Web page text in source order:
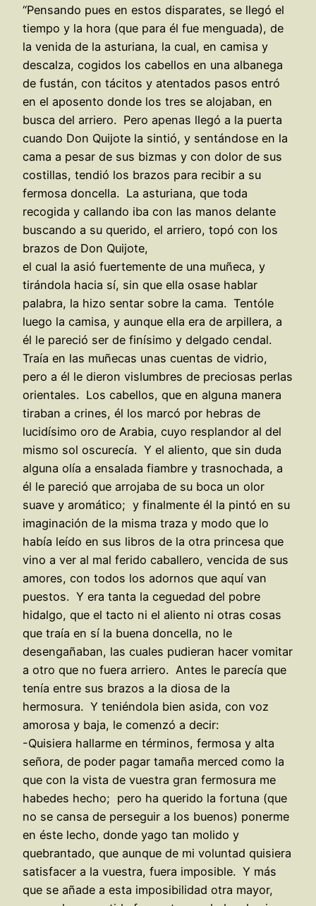
“Pensando pues en estos disparates, se llegó el
tiempo y la hora (que para él fue menguada), de
la venida de la asturiana, la cual, en camisa y
descalza, cogidos los cabellos en una albanega
de fustán, con tácitos y atentados pasos entró
en el aposento donde los tres se alojaban, en
busca del arriero. Pero apenas llegó a la puerta
cuando Don Quijote la sintió, y sentándose en la
cama a pesar de sus bizmas y con dolor de sus
costillas, tendió los brazos para recibir a su
fermosa doncella. La asturiana, que toda
recogida y callando iba con las manos delante
buscando a su querido, el arriero, topó con los
brazos de Don Quijote,
el cual la asió fuertemente de una muñeca, y
tirándola hacia sí, sin que ella osase hablar
palabra, la hizo sentar sobre la cama. Tentóle
luego la camisa, y aunque ella era de arpillera, a
él le pareció ser de finísimo y delgado cendal.
Traía en las muñecas unas cuentas de vidrio,
pero a él le dieron vislumbres de preciosas perlas
orientales. Los cabellos, que en alguna manera
tiraban a crines, él los marcó por hebras de
lucidísimo oro de Arabia, cuyo resplandor al del
mismo sol oscurecía. Y el aliento, que sin duda
alguna olía a ensalada fiambre y trasnochada, a
él le pareció que arrojaba de su boca un olor
suave y aromático; y finalmente él la pintó en su
imaginación de la misma traza y modo que lo
había leído en sus libros de la otra princesa que
vino a ver al mal ferido caballero, vencida de sus
amores, con todos los adornos que aquí van
puestos. Y era tanta la ceguedad del pobre
hidalgo, que el tacto ni el aliento ni otras cosas
que traía en sí la buena doncella, no le
desengañaban, las cuales pudieran hacer vomitar
a otro que no fuera arriero. Antes le parecía que
tenía entre sus brazos a la diosa de la
hermosura. Y teniéndola bien asida, con voz
amorosa y baja, le comenzó a decir:
-Quisiera hallarme en términos, fermosa y alta
señora, de poder pagar tamaña merced como la
que con la vista de vuestra gran fermosura me
habedes hecho; pero ha querido la fortuna (que
no se cansa de perseguir a los buenos) ponerme
en éste lecho, donde yago tan molido y
quebrantado, que aunque de mi voluntad quisiera
satisfacer a la vuestra, fuera imposible. Y más
que se añade a esta imposibilidad otra mayor,